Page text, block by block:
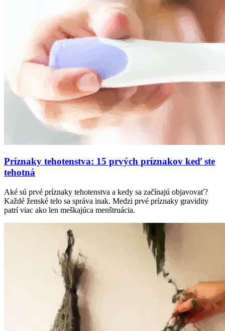
Príznaky tehotenstva: 15 prvých príznakov keď ste
tehotná
Aké sú prvé príznaky tehotenstva a kedy sa začínajú objavovať?
Každé ženské telo sa správa inak. Medzi prvé príznaky gravidity
patrí viac ako len meškajúca menštruácia.